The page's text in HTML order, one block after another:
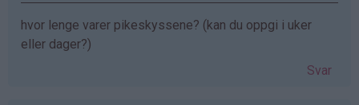
hvor lenge varer pikeskyssene? (kan du oppgi i uker
eller dager?)
Svar